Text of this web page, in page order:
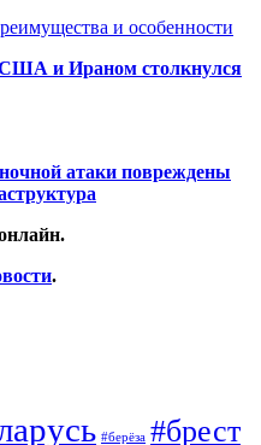
и особенности
и Ираном столкнулся
атаки повреждены
.
#берёза #брест